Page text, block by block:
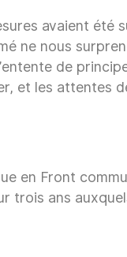
avaient
ne nous
de
et les attentes
en Front
trois ans